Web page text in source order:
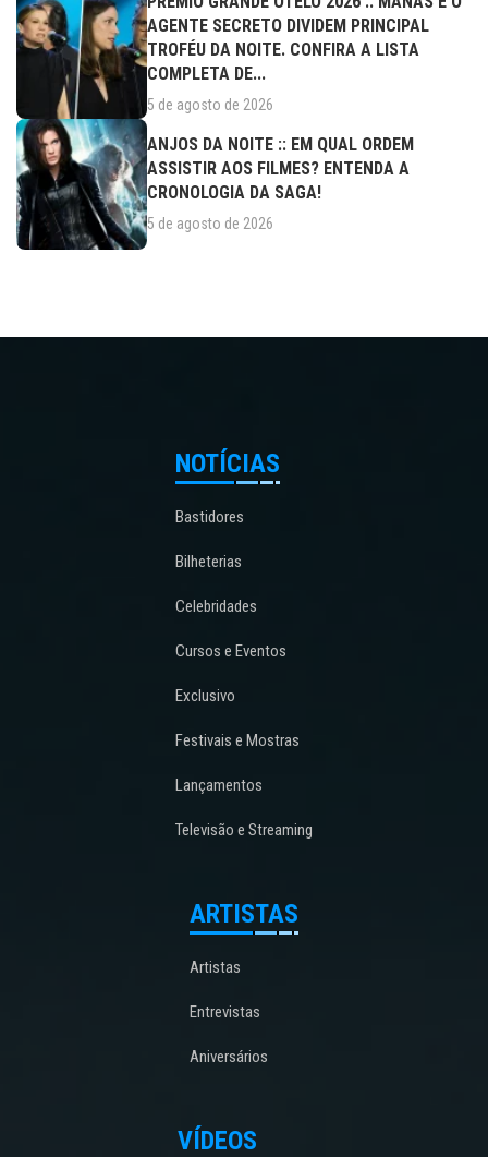
AGENTE SECRETO DIVIDEM PRINCIPAL
TROFÉU DA NOITE. CONFIRA A LISTA
COMPLETA DE...
5 de agosto de 2026
ANJOS DA NOITE :: EM QUAL ORDEM
ASSISTIR AOS FILMES? ENTENDA A
CRONOLOGIA DA SAGA!
5 de agosto de 2026
NOTÍCIAS
Bastidores
Bilheterias
Celebridades
Cursos e Eventos
Exclusivo
Festivais e Mostras
Lançamentos
Televisão e Streaming
ARTISTAS
Artistas
Entrevistas
Aniversários
VÍDEOS